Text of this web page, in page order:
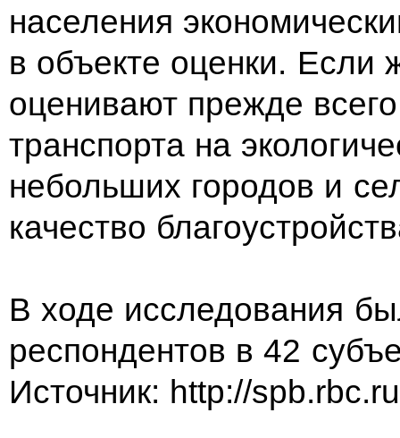
населения
в объекте оценки. Если
оценивают прежде
транспорта на
небольших городов и
качество
В ходе исследования
респондентов в 42
Источник: http://spb.rbc.ru